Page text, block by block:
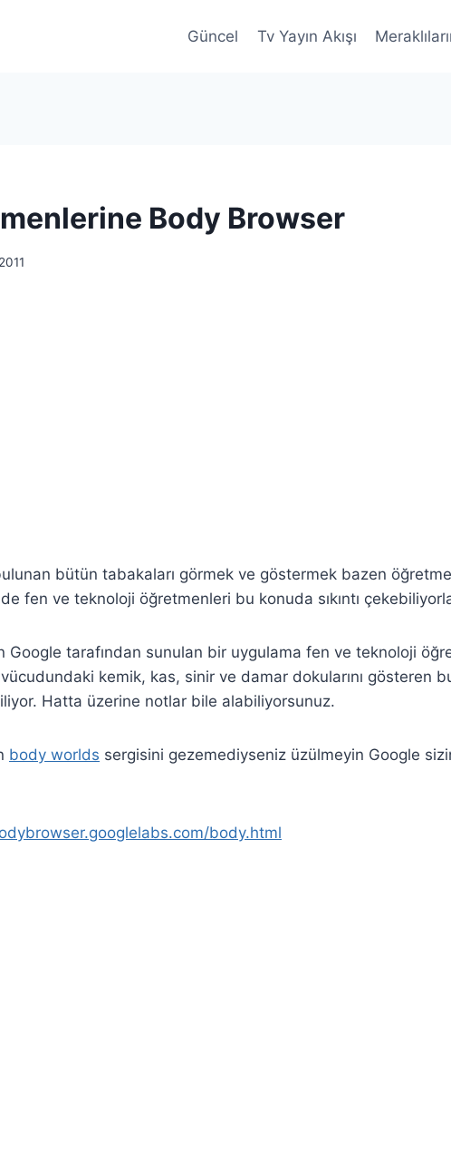
Güncel Tv Yayın Akışı
Body Browser
bütün tabakaları görmek ve göstermek bazen
fen ve teknoloji öğretmenleri bu konuda sıkıntı
Google tarafından sunulan bir uygulama fen ve teknoloji
kemik, kas, sinir ve damar dokularını gösteren
Hatta üzerine notlar bile alabiliyorsunuz.
body worlds sergisini gezemediyseniz üzülmeyin Google
body.html